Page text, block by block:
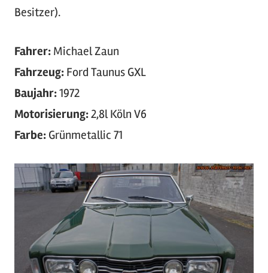
Besitzer).
Fahrer: Michael Zaun
Fahrzeug: Ford Taunus GXL
Baujahr:1972
Motorisierung:2,8l Köln V6
Farbe: Grünmetallic 71